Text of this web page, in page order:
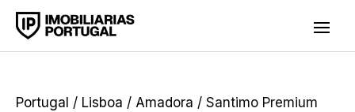
Portugal / Lisboa / Amadora / Santimo Premium